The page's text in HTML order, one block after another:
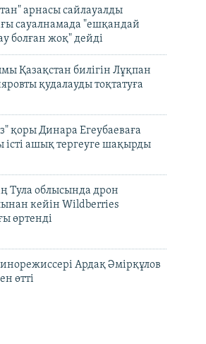
арнасы сайлауалды
сауалнамада "ешқандай
болған жоқ" дейді
Қазақстан билігін Лұқпан
қудалауды тоқтатуға
қоры Динара Егеубаеваға
істі ашық тергеуге шақырды
Тула облысында дрон
кейін Wildberries
өртенді
Ардақ Әмірқұлов
өтті